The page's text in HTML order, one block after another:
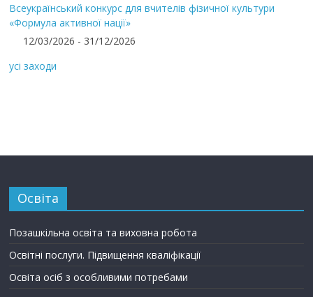
Всеукраїнський конкурс для вчителів фізичної культури
«Формула активної нації»
12/03/2026 - 31/12/2026
усі заходи
Освіта
Позашкільна освіта та виховна робота
Освітні послуги. Підвищення кваліфікації
Освіта осіб з особливими потребами